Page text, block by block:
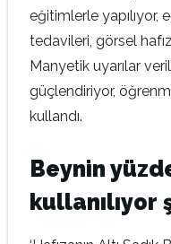
eğitimlerle yapılıyor,
tedavileri, görsel
Manyetik uyarılar
güçlendiriyor,
kullandı.
Beynin
kullanılıyor